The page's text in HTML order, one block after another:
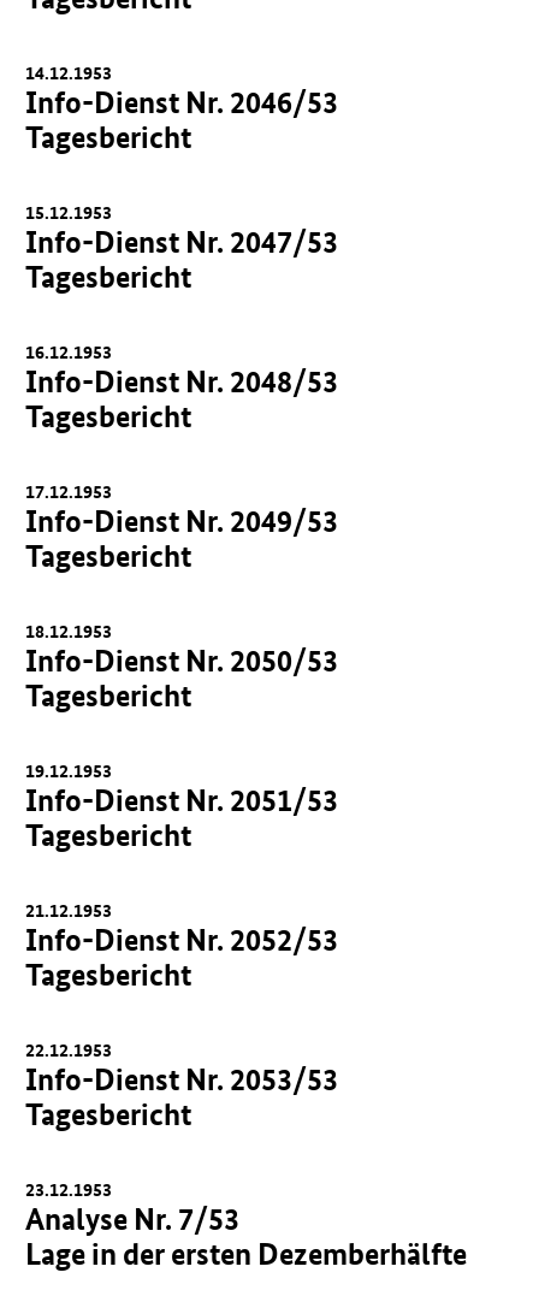
14.12.1953
Info-Dienst Nr. 2046/53
Tagesbericht
15.12.1953
Info-Dienst Nr. 2047/53
Tagesbericht
16.12.1953
Info-Dienst Nr. 2048/53
Tagesbericht
17.12.1953
Info-Dienst Nr. 2049/53
Tagesbericht
18.12.1953
Info-Dienst Nr. 2050/53
Tagesbericht
19.12.1953
Info-Dienst Nr. 2051/53
Tagesbericht
21.12.1953
Info-Dienst Nr. 2052/53
Tagesbericht
22.12.1953
Info-Dienst Nr. 2053/53
Tagesbericht
23.12.1953
Analyse Nr. 7/53
Lage in der ersten Dezemberhälfte